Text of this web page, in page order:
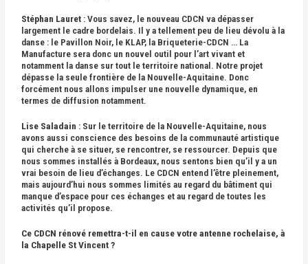
Stéphan Lauret : Vous savez, le nouveau CDCN va dépasser
largement le cadre bordelais. Il y a tellement peu de lieu dévolu à la
danse : le Pavillon Noir, le KLAP, la Briqueterie-CDCN … La
Manufacture sera donc un nouvel outil pour l’art vivant et
notamment la danse sur tout le territoire national. Notre projet
dépasse la seule frontière de la Nouvelle-Aquitaine. Donc
forcément nous allons impulser une nouvelle dynamique, en
termes de diffusion notamment.
Lise Saladain : Sur le territoire de la Nouvelle-Aquitaine, nous
avons aussi conscience des besoins de la communauté artistique
qui cherche à se situer, se rencontrer, se ressourcer. Depuis que
nous sommes installés à Bordeaux, nous sentons bien qu’il y a un
vrai besoin de lieu d’échanges. Le CDCN entend l’être pleinement,
mais aujourd’hui nous sommes limités au regard du bâtiment qui
manque d’espace pour ces échanges et au regard de toutes les
activités qu’il propose.
Ce CDCN rénové remettra-t-il en cause votre antenne rochelaise, à
la Chapelle St Vincent ?